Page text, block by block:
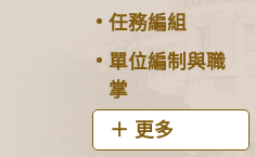
任務編組
單位編制與職
掌
更多